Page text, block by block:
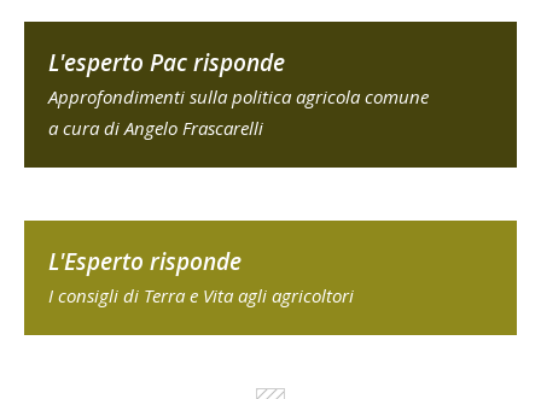
L'esperto Pac risponde
Approfondimenti sulla politica agricola comune
a cura di Angelo Frascarelli
L'Esperto risponde
I consigli di Terra e Vita agli agricoltori